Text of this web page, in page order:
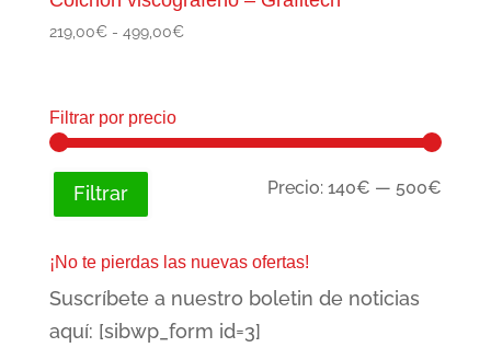
219,00€ - 499,00€Rango
Filtrar por precio
Filtrar Precio:140€ — 500€
¡No te pierdas las nuevas ofertas!
Suscríbete a nuestro boletin de noticias
aquí: [sibwp_form id=3]